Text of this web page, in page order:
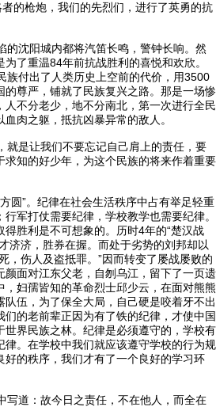
者的枪炮，我们的先烈们，进行了英勇的抗
沈阳城内都将汽笛长鸣，警钟长响。然
了重温84年前抗战胜利的喜悦和欢欣。
族付出了人类历史上空前的代价，用3500
的尊严，铺就了民族复兴之路。那是一场惨
不分老少，地不分南北，第一次进行全民
血肉之躯，抵抗凶暴异常的敌人。
是让我们不要忘记自己肩上的责任，要
求知的好少年，为这个民族的将来作着重要
圆”。纪律在社会生活秩序中占有举足轻重
军打仗需要纪律，学校教学也需要纪律。
胜利是不可想象的。历时4年的“楚汉战
济济，胜券在握。而处于劣势的刘邦却以
，伤人及盗抵罪。”因而转变了屡战屡败的
颜面对江东父老，自刎乌江，留下了一页遗
妇孺皆知的革命烈士邱少云，在面对熊熊
队伍，为了保全大局，自己硬是咬着牙不出
的老前辈正因为有了铁的纪律，才使中国
世界民族之林。纪律是必须遵守的，学校有
律。在学校中我们就应该遵守学校的行为规
好的秩序，我们才有了一个良好的学习环
道：故今日之责任，不在他人，而全在